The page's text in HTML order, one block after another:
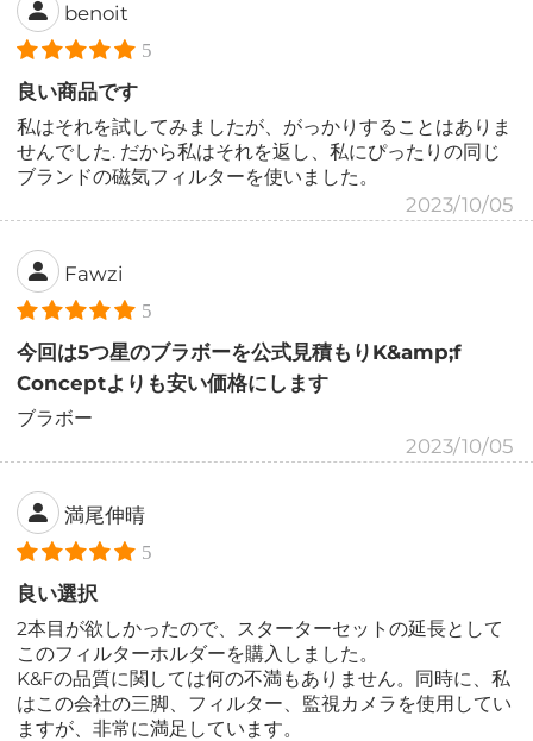
benoit
5
良い商品です
私はそれを試してみましたが、がっかりすることはありま
せんでした. だから私はそれを返し、私にぴったりの同じ
ブランドの磁気フィルターを使いました。
2023/10/05
Fawzi
5
今回は5つ星のブラボーを公式見積もりK&amp;f
Conceptよりも安い価格にします
ブラボー
2023/10/05
満尾伸晴
5
良い選択
2本目が欲しかったので、スターターセットの延長として
このフィルターホルダーを購入しました。
K&Fの品質に関しては何の不満もありません。同時に、私
はこの会社の三脚、フィルター、監視カメラを使用してい
ますが、非常に満足しています。